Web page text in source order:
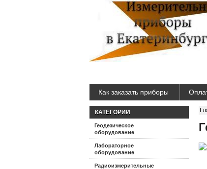
Как заказать приборы
КАТЕГОРИИ
Геодезическое
оборудование
Лабораторное
оборудование
Радиоизмерительные